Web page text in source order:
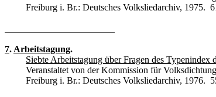
Freiburg i. Br.: Deutsches Volksliedarchiv, 1975.
7. Arbeitstagung.
Siebte Arbeitstagung über Fragen des Typenindex
Veranstaltet von der Kommission für
Freiburg i. Br.: Deutsches Volksliedarchiv, 1976.